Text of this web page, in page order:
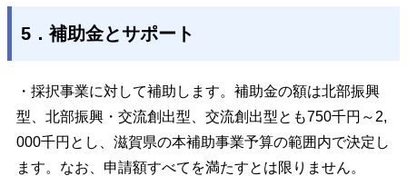
5．補助金とサポート
・採択事業に対して補助します。補助金の額は北部振興
型、北部振興・交流創出型、交流創出型とも750千円～2,
000千円とし、滋賀県の本補助事業予算の範囲内で決定し
ます。なお、申請額すべてを満たすとは限りません。